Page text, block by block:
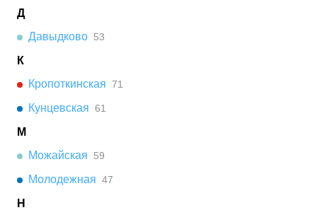
Д
Давыдково 53
К
Кропоткинская 71
Кунцевская 61
М
Можайская
59
Молодежная 47
Н